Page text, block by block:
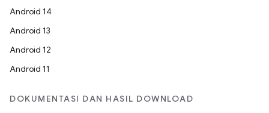
Android 14
Android 13
Android 12
Android 11
DOKUMENTASI DAN HASIL DOWNLOAD